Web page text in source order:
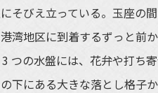
そびえ立っている。玉座の
湾地区に到着するずっと前
つの水盤には、花弁や打ち
下にある大きな落とし格子